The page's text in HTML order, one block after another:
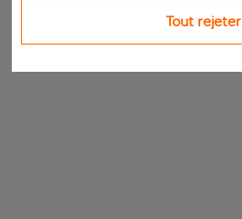
Tout rejeter